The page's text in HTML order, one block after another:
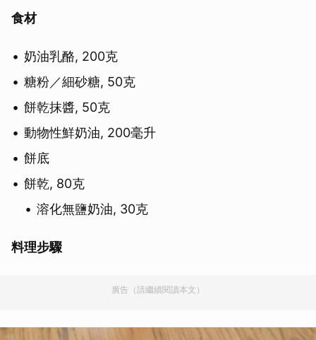
食材
奶油乳酪, 200克
糖粉／細砂糖, 50克
餅乾抹醬, 50克
動物性鮮奶油, 200毫升
餅底
餅乾, 80克
溶化無鹽奶油, 30克
料理步驟
廣告（請繼續閱讀本文）